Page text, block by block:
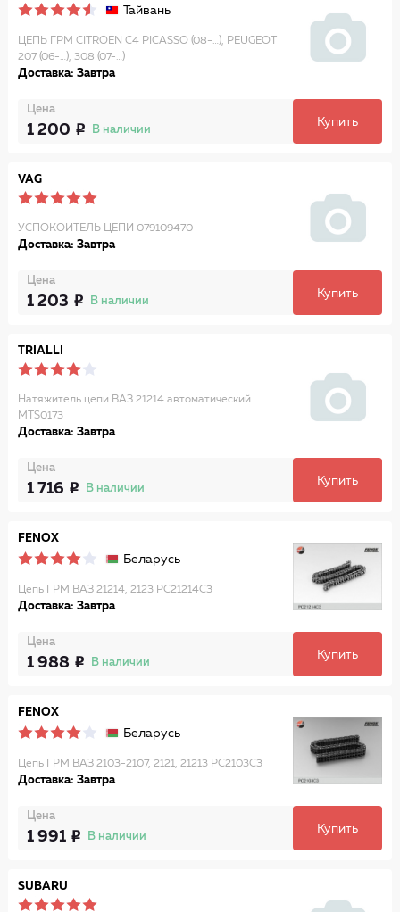
Тайвань
ЦЕПЬ ГРМ CITROEN C4 PICASSO (08-…), PEUGEOT
207 (06-…), 308 (07-…)
Доставка: Завтра
Цена
1 200 В наличии
Купить
VAG
УСПОКОИТЕЛЬ ЦЕПИ 079109470
Доставка: Завтра
Цена
1 203 В наличии
Купить
TRIALLI
Натяжитель цепи ВАЗ 21214 автоматический
MTS0173
Доставка: Завтра
Цена
1 716 В наличии
Купить
FENOX
Беларусь
Цепь ГРМ ВАЗ 21214, 2123 PC21214C3
Доставка: Завтра
Цена
1 988 В наличии
Купить
FENOX
Беларусь
Цепь ГРМ ВАЗ 2103-2107, 2121, 21213 PC2103C3
Доставка: Завтра
Цена
1 991 В наличии
Купить
SUBARU